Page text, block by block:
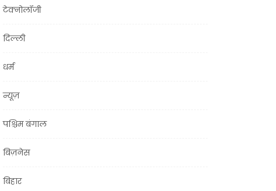
टेक्नोलॉजी
दिल्ली
धर्म
न्यूज़
पश्चिम बंगाल
बिज़नेस
बिहार